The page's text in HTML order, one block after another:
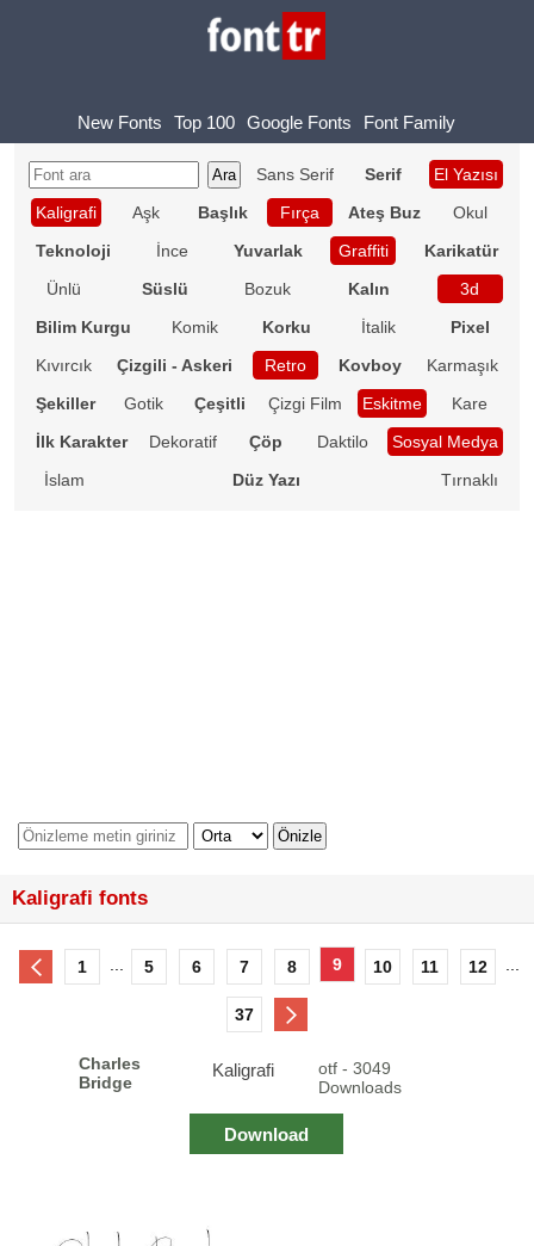
New Fonts Top 100 Google Fonts Font Family
Sans Serif Serif
El Yazısı
Kaligrafi
Aşk Başlık Fırça Ateş Buz
Okul
Teknoloji
İnce Yuvarlak Graffiti
Karikatür
Ünlü
Süslü Bozuk Kalın
3d
Bilim Kurgu
Komik Korku İtalik
Pixel
Kıvırcık
Çizgili - Askeri Retro Kovboy
Karmaşık
Şekiller
Gotik Çeşitli Çizgi Film Eskitme
Kare
İlk Karakter
Dekoratif Çöp Daktilo
Sosyal Medya
İslam
Düz Yazı Tırnaklı
Kaligrafi fonts
1 5 6 7 8 9 10 11 12
37
Charles
Bridge
Kaligrafi
otf - 3049
Downloads
Download